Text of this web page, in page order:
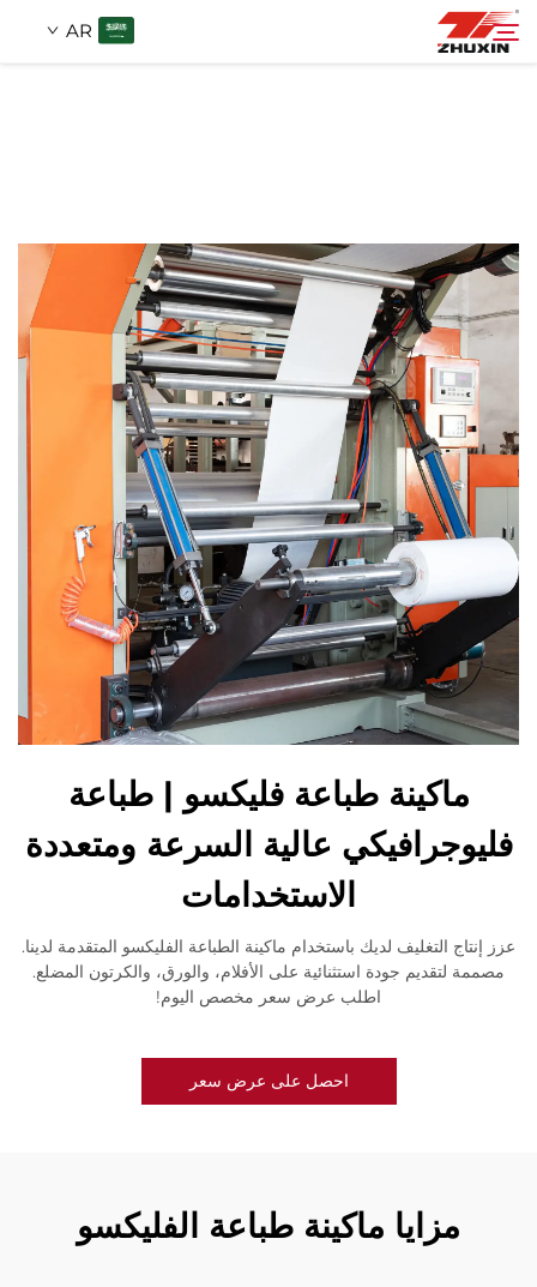
AR
أخبار
اتصل
الأسئلة الشائعة
ماكينة طباعة فليكسو | طباعة
فليوجرافيكي عالية السرعة ومتعددة
الاستخدامات
عزز إنتاج التغليف لديك باستخدام ماكينة الطباعة الفليكسو المتقدمة لدينا.
مصممة لتقديم جودة استثنائية على الأفلام، والورق، والكرتون المضلع.
اطلب عرض سعر مخصص اليوم!
احصل على عرض سعر
مزايا ماكينة طباعة الفليكسو